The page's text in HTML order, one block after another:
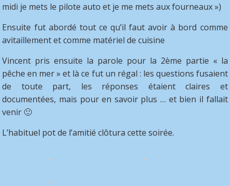
midi je mets le pilote auto et je me mets aux fourneaux »)
Ensuite fut abordé tout ce qu’il faut avoir à bord comme
avitaillement et comme matériel de cuisine
Vincent pris ensuite la parole pour la 2ème partie « la
pêche en mer » et là ce fut un régal : les questions fusaient
de toute part, les réponses étaient claires et
documentées, mais pour en savoir plus … et bien il fallait
venir 🙂
L’habituel pot de l’amitié clôtura cette soirée.